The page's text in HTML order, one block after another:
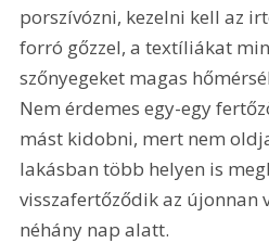
porszívózni, kezelni kell az
forró gőzzel, a textíliákat
szőnyegeket magas
Nem érdemes egy-egy
mást kidobni, mert nem
lakásban több helyen is
visszafertőződik az újonnan
néhány nap alatt.